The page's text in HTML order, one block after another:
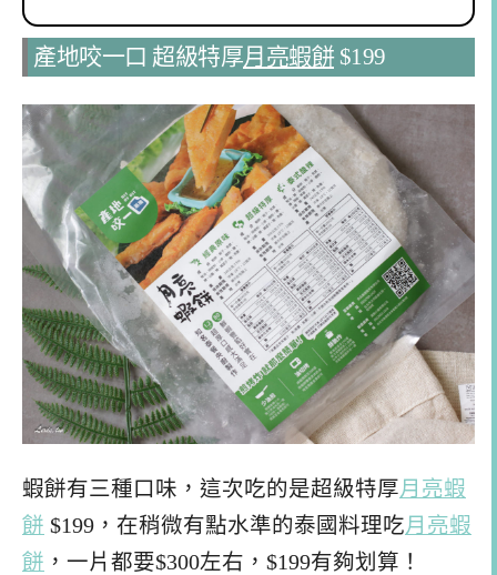
產地咬一口 超級特厚月亮蝦餅$199
蝦餅有三種口味，這次吃的是超級特厚月亮蝦
餅 $199，在稍微有點水準的泰國料理吃月亮蝦
餅 ，一片都要$300左右，$199有夠划算！